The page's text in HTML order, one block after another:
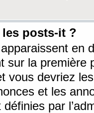
les posts-it ?
en
sur la première
vous devriez
et les
par